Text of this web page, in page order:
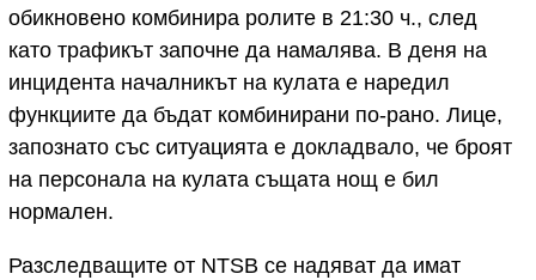
обикновено комбинира ролите в 21:30 ч., след
като трафикът започне да намалява. В деня на
инцидента началникът на кулата е наредил
функциите да бъдат комбинирани по-рано. Лице,
запознато със ситуацията е докладвало, че броят
на персонала на кулата същата нощ е бил
нормален.
Разследващите от NTSB се надяват да имат